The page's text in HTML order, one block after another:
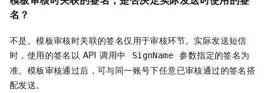
名？
不是。模板审核时关联的签名仅用于审核环节。实际发送短信
时，使用的签名以 API 调用中
SignName
参数指定的签名为
准。模板审核通过后，可与同一账号下任意已审核通过的签名搭
配发送。